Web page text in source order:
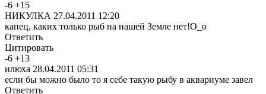
-6 +15
НИКУЛКА 27.04.2011 12:20
капец, каких только рыб на нашей Земле нет!О_о
Ответить
Цитировать
-6 +13
илюха 28.04.2011 05:31
если бы можно было то я себе такую рыбу в аквариуме завел
Ответить